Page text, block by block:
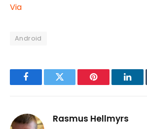
Via
Android
FacebookTwitter Pinterest
Rasmus Hellmyrs